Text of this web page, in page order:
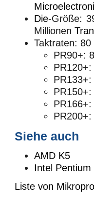
Die-Größe:
Millionen
Taktraten:
PR90+:
Siehe auch
AMD K5
Intel Pentium
Liste von